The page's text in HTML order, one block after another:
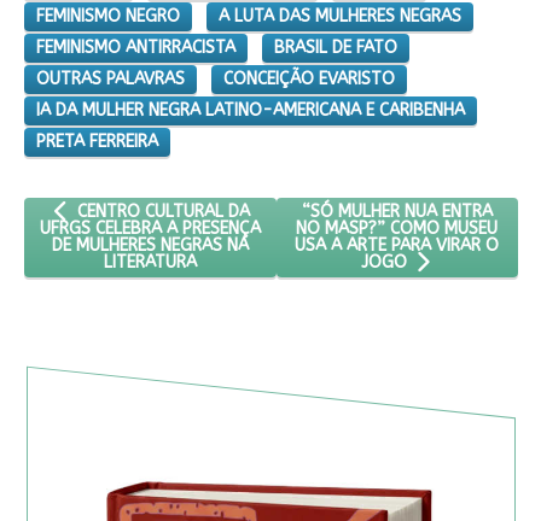
FEMINISMO NEGRO
A LUTA DAS MULHERES NEGRAS
FEMINISMO ANTIRRACISTA
BRASIL DE FATO
OUTRAS PALAVRAS
CONCEIÇÃO EVARISTO
IA DA MULHER NEGRA LATINO-AMERICANA E CARIBENHA
PRETA FERREIRA
ARTIGO ANTERIOR: CENTRO CULTURAL DA UFRGS CELEBRA A
CENTRO CULTURAL DA
UFRGS CELEBRA A PRESENÇA
DE MULHERES NEGRAS NA
LITERATURA
PRÓXIMO ARTIGO: “SÓ
“SÓ MULHER NUA ENTRA
NO MASP?” COMO MUSEU
USA A ARTE PARA VIRAR O
JOGO